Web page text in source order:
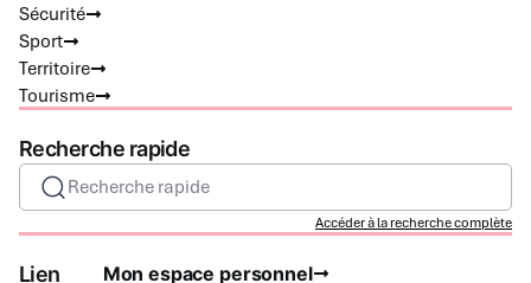
Sécurité
Sport
Territoire
Tourisme
Recherche rapide
Recherche rapide
Accéder à la recherche complète
Lien
Mon espace personnel